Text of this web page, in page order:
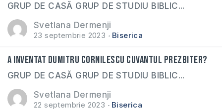
GRUP DE CASĂ GRUP DE STUDIU BIBLIC...
Svetlana Dermenji
23 septembrie 2023 Biserica
A inventat Dumitru Cornilescu cuvântul PREZBITER?
GRUP DE CASĂ GRUP DE STUDIU BIBLIC...
Svetlana Dermenji
22 septembrie 2023 Biserica